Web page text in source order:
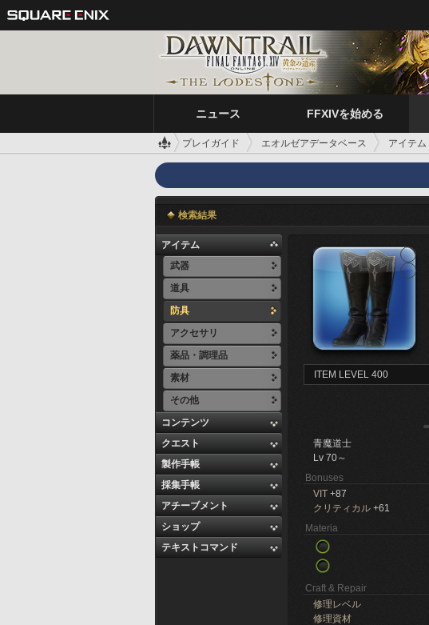
ニュース FFXIVを始める
プレイガイド エオルゼアデータベース アイテム
検索結果
アイテム
武器
道具
防具
アクセサリ
薬品・調理品
素材
その他
コンテンツ
クエスト
製作手帳
採集手帳
アチーブメント
ショップ
テキストコマンド
ITEM LEVEL 400
青魔道士
Lv 70～
Bonuses
VIT +87
クリティカル +61
Materia
Craft & Repair
修理レベル
修理資材